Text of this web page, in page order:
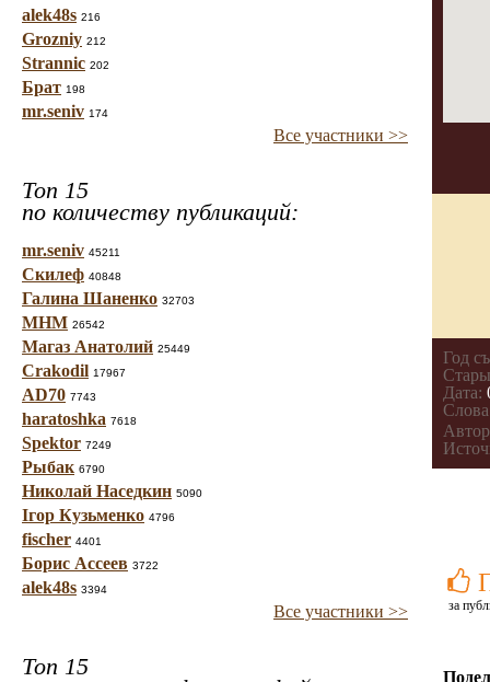
alek48s 216
Grozniy 212
Strannic 202
Брат 198
mr.seniv 174
Все участники >>
Топ 15
по количеству публикаций:
mr.seniv 45211
Скилеф 40848
Галина Шаненко 32703
МНМ 26542
Магаз Анатолий 25449
Crakodil 17967
AD70 7743
haratoshka 7618
Spektor 7249
Рыбак 6790
Николай Наседкин 5090
Ігор Кузьменко 4796
fischer 4401
Борис Ассеев 3722
alek48s 3394
Все участники >>
Топ 15
Год
Дата:
за